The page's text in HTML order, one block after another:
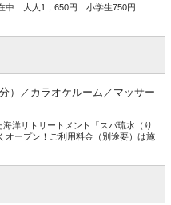
中 大人1，650円 小学生750円
）／カラオケルーム／マッサー
洋リトリートメント「スパ琉水（り
オープン！ご利用料金（別途要）は施